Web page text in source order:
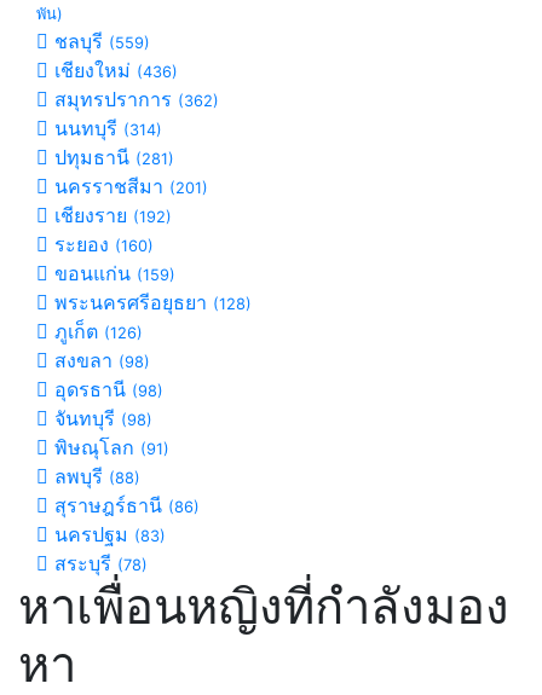
พัน)
ชลบุรี (559)
เชียงใหม่ (436)
สมุทรปราการ (362)
นนทบุรี (314)
ปทุมธานี (281)
นครราชสีมา (201)
เชียงราย (192)
ระยอง (160)
ขอนแก่น (159)
พระนครศรีอยุธยา (128)
ภูเก็ต (126)
สงขลา (98)
อุดรธานี (98)
จันทบุรี (98)
พิษณุโลก (91)
ลพบุรี (88)
สุราษฎร์ธานี (86)
นครปฐม (83)
สระบุรี (78)
หาเพื่อนหญิงที่กำลังมอง
หา